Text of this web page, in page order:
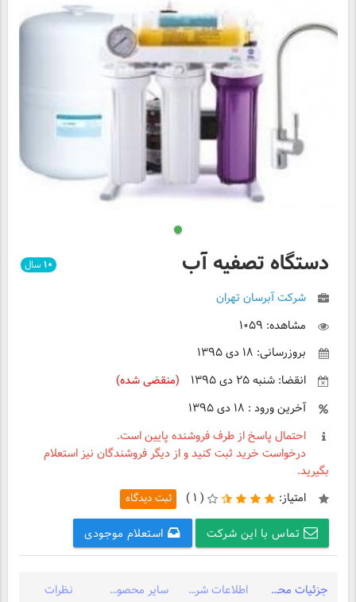
دستگاه تصفیه آب
شرکت آبرسان تهران
مشاهده: ۱۰۵۹
بروزرسانی: ۱۸ دی ۱۳۹۵
انقضا: شنبه ۲۵ دی ۱۳۹۵
(منقضی شده)
آخرین ورود : ۱۸ دی ۱۳۹۵
احتمال پاسخ از طرف فروشنده پایین است.
درخواست خرید ثبت کنید و از دیگر فروشندگان نیز استعلام
بگیرید.
امتیاز:
( ۱ ) ثبت دیدگاه
تماس با این شرکت استعلام موجودی
۱۰ سال
جزئیات محصول اطلاعات شرکت سایر محصولات شرکت نظرات